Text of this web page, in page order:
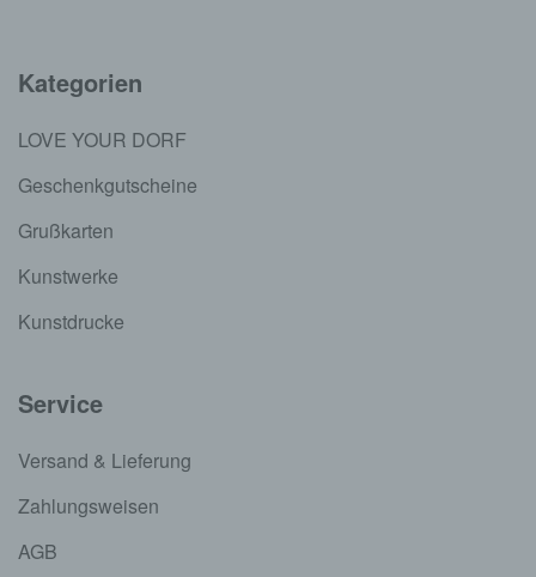
Kategorien
LOVE YOUR DORF
Geschenkgutscheine
Grußkarten
Kunstwerke
Kunstdrucke
Service
Versand & Lieferung
Zahlungsweisen
AGB